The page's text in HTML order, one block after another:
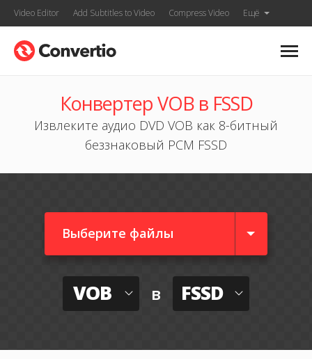
Video Editor Add Subtitles to Video Compress Video Ещё
Конвертер VOB в FSSD
Извлеките аудио DVD VOB как 8-битный
беззнаковый PCM FSSD
Выберите файлы
VOB в FSSD